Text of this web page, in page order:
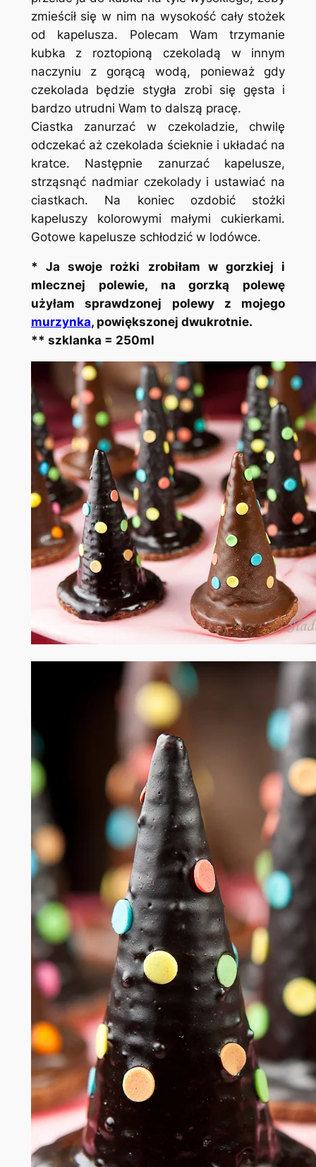
zmieścił się w nim na wysokość cały stożek
od kapelusza. Polecam Wam trzymanie
kubka z roztopioną czekoladą w innym
naczyniu z gorącą wodą, ponieważ gdy
czekolada będzie stygła zrobi się gęsta i
bardzo utrudni Wam to dalszą pracę.
Ciastka zanurzać w czekoladzie, chwilę
odczekać aż czekolada ścieknie i układać na
kratce. Następnie zanurzać kapelusze,
strząsnąć nadmiar czekolady i ustawiać na
ciastkach. Na koniec ozdobić stożki
kapeluszy kolorowymi małymi cukierkami.
Gotowe kapelusze schłodzić w lodówce.
* Ja swoje rożki zrobiłam w gorzkiej i
mlecznej polewie, na gorzką polewę
użyłam sprawdzonej polewy z mojego
murzynka, powiększonej dwukrotnie.
** szklanka = 250ml